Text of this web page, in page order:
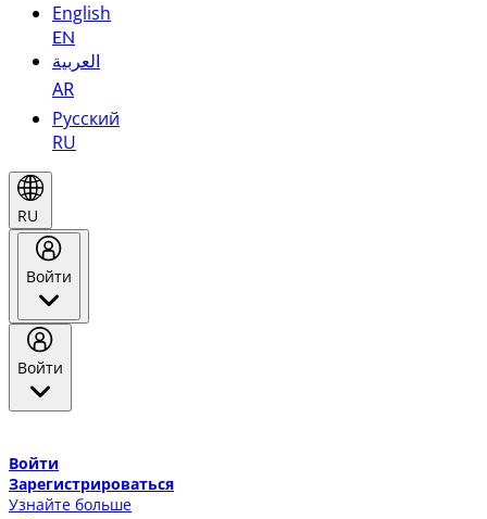
English
EN
العربية
AR
Русский
RU
RU
Войти
Войти
Войти
Зарегистрироваться
Узнайте больше